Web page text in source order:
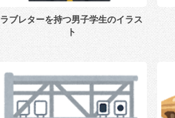
ラブレターを持つ男子学生のイラス
ト